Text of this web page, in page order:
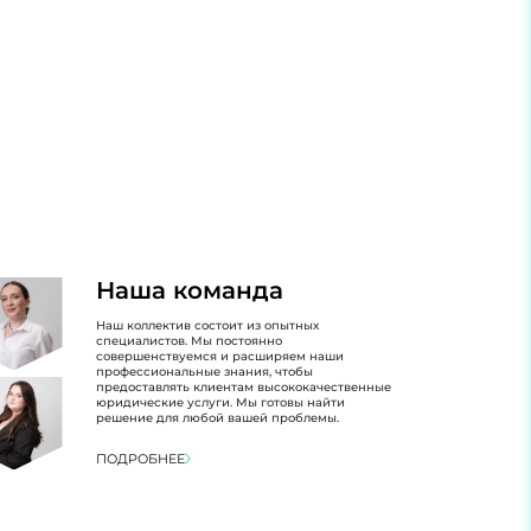
Наша команда
Наш коллектив состоит из опытных
специалистов. Мы постоянно
совершенствуемся и расширяем наши
профессиональные знания, чтобы
предоставлять клиентам высококачественные
юридические услуги. Мы готовы найти
решение для любой вашей проблемы.
ПОДРОБНЕЕ